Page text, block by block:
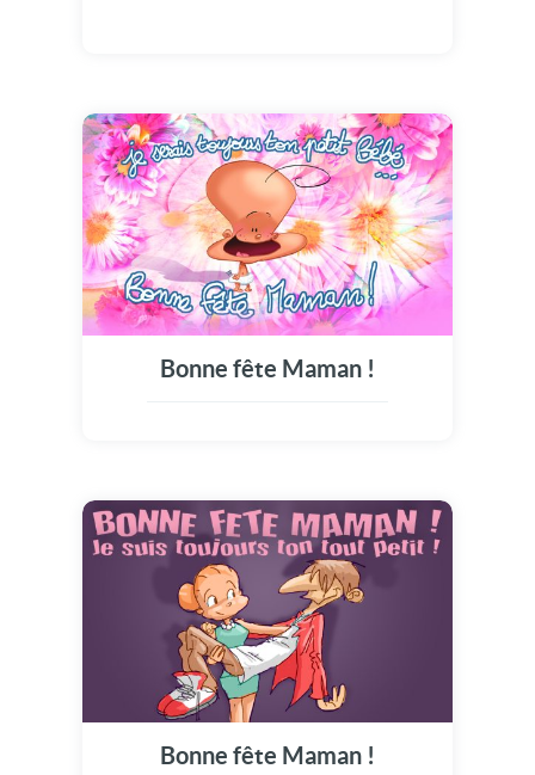
Bonne fête Maman !
Bonne fête Maman !